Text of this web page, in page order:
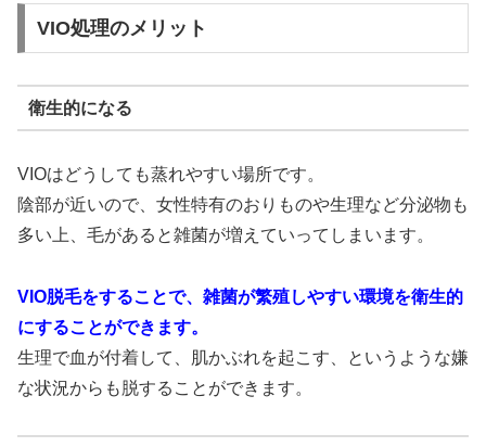
VIO処理のメリット
衛生的になる
VIOはどうしても蒸れやすい場所です。
陰部が近いので、女性特有のおりものや生理など分泌物も
多い上、毛があると雑菌が増えていってしまいます。
VIO脱毛をすることで、雑菌が繁殖しやすい環境を衛生的
にすることができます。
生理で血が付着して、肌かぶれを起こす、というような嫌
な状況からも脱することができます。